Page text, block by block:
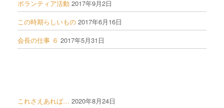
ボランティア活動 2017年9月2日
この時期らしいもの 2017年6月16日
会長の仕事 ６ 2017年5月31日
これさえあれば… 2020年8月24日